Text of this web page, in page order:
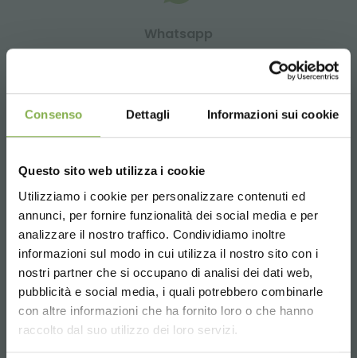
Consenso Dettagli Informazioni sui cookie
Questo sito web utilizza i cookie
Utilizziamo i cookie per personalizzare contenuti ed
annunci, per fornire funzionalità dei social media e per
analizzare il nostro traffico. Condividiamo inoltre
informazioni sul modo in cui utilizza il nostro sito con i
nostri partner che si occupano di analisi dei dati web,
pubblicità e social media, i quali potrebbero combinarle
con altre informazioni che ha fornito loro o che hanno
raccolto dal suo utilizzo dei loro servizi.
Choose the country you are in and your
language for a better browsing experience
Whatsapp
Запросить информацию
info@orlandelli.it